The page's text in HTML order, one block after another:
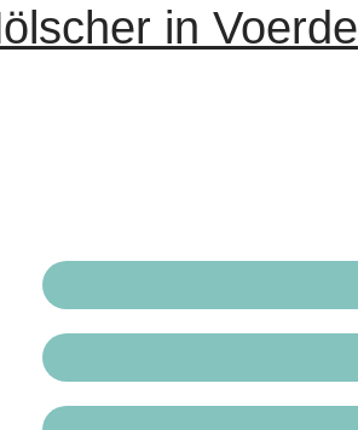
in Voerde